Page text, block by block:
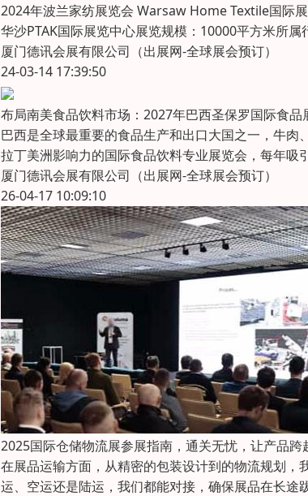
2024年波兰家纺展览会 Warsaw Home Textile国际
华沙PTAK国际展览中心展览规模：10000平方米所
厦门德讯会展有限公司（出展网-全球展会预订）
24-03-14 17:39:50
布局南美食品饮料市场：2027年巴西圣保罗国际食品
巴西是全球最重要的食品生产和出口大国之一，牛
拉丁美洲影响力的国际食品饮料专业展览会，每年
厦门德讯会展有限公司（出展网-全球展会预订）
26-04-17 10:09:10
2025国际仓储物流展参展指南，通关无忧，让产品跨
在展品运输方面，从精密的包装设计到的物流规划
运、空运还是陆运，我们都能对接，确保展品在长